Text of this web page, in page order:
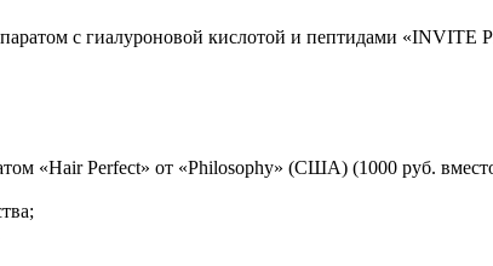
с гиалуроновой кислотой и пептидами «INVITE
«Hair Perfect» от «Philosophy» (США) (1000 руб.